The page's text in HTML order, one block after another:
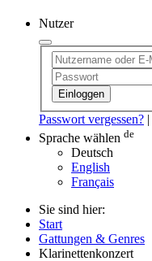
Nutzer
Einloggen
Passwort vergessen? |
Sprache wählen de
Deutsch
English
Français
Sie sind hier:
Start
Gattungen & Genres
Klarinettenkonzert